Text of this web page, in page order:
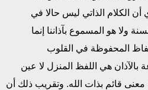
أن الكلام الذاتي ليس حالا في
ولا هو المسموع بآذاننا إنما
المحفوظة في القلوب
بالآذان هي اللفظ المنزل لا عين
معنى قائم بذات الله. وتقريب ذلك أن